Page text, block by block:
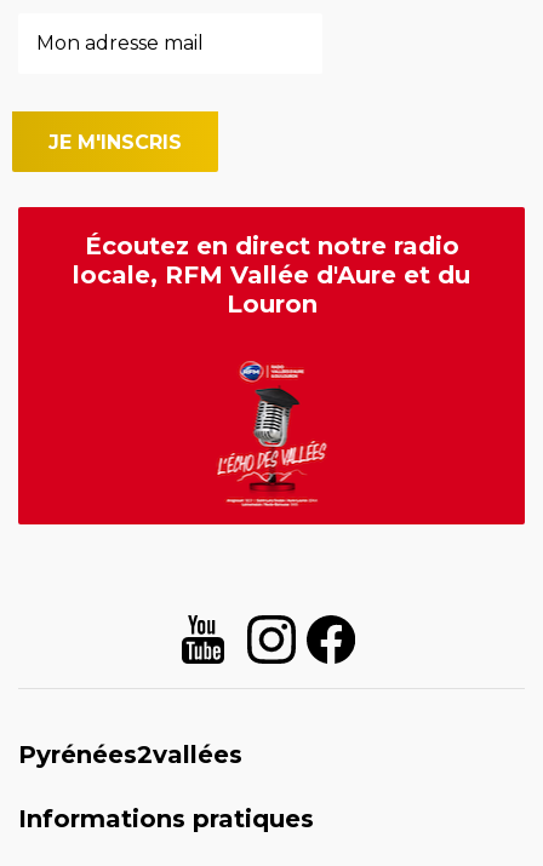
Écoutez en direct notre radio
locale, RFM Vallée d'Aure et du
Louron
Pyrénées2vallées
Informations pratiques